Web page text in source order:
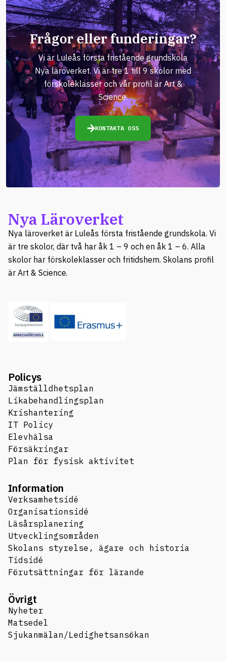
Frågor eller funderingar?
Vi är Luleås första fristående grundskola
Nya läroverket. Vi är tre 1 till 9 skolor med
förskoleklasser och vår profil är Art &
Science.
KONTAKTA OSS
Nya Läroverket
Nya läroverket är Luleås första fristående grundskola. Vi
är tre skolor, där två har åk 1 – 9 och en åk 1 – 6. Alla
skolor har förskoleklasser och fritidshem. Skolans profil
är Art & Science.
Policys
Jämställdhetsplan
Likabehandlingsplan
Krishantering
IT Policy
Elevhälsa
Försäkringar
Plan för fysisk aktivitet
Information
Verksamhetsidé
Organisationsidé
Läsårsplanering
Utvecklingsområden
Skolans styrelse, ägare och historia
Tidsidé
Förutsättningar för lärande
Övrigt
Nyheter
Matsedel
Sjukanmälan/Ledighetsansökan